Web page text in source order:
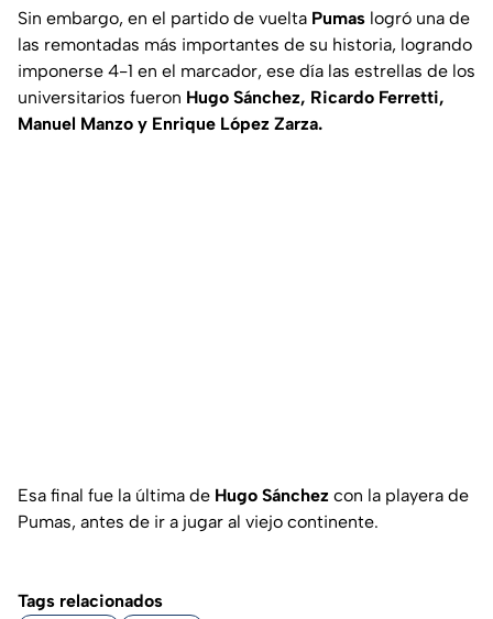
Sin embargo, en el partido de vuelta Pumas logró una de
las remontadas más importantes de su historia, logrando
imponerse 4-1 en el marcador, ese día las estrellas de los
universitarios fueron Hugo Sánchez, Ricardo Ferretti,
Manuel Manzo y Enrique López Zarza.
Esa final fue la última de Hugo Sánchez con la playera de
Pumas, antes de ir a jugar al viejo continente.
Tags relacionados